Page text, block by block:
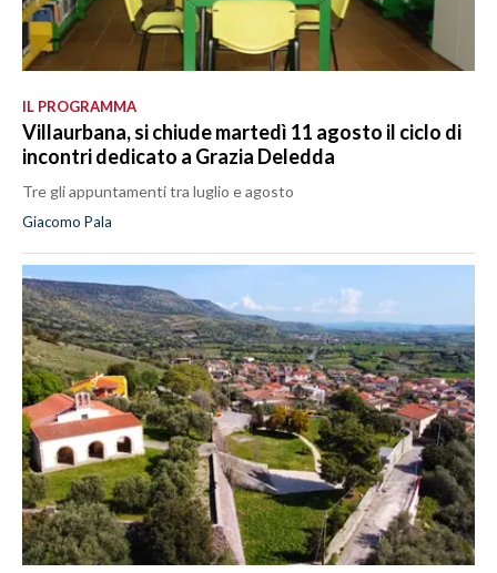
IL PROGRAMMA
Villaurbana, si chiude martedì 11 agosto il ciclo di
incontri dedicato a Grazia Deledda
Tre gli appuntamenti tra luglio e agosto
Giacomo Pala